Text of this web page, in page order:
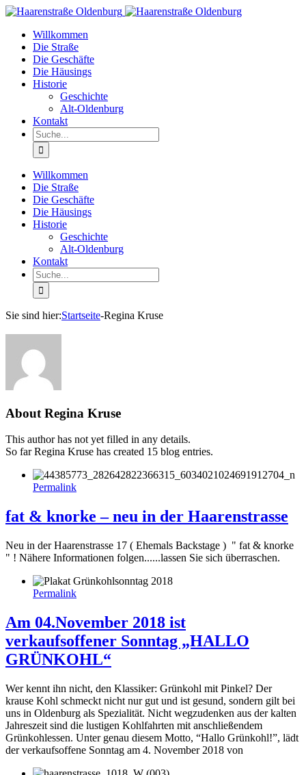
Willkommen
Die Straße
Die Geschäfte
Die Häusings
Historie
Geschichte
Alt-Oldenburg
Kontakt
Willkommen
Die Straße
Die Geschäfte
Die Häusings
Historie
Geschichte
Alt-Oldenburg
Kontakt
Sie sind hier:Startseite-Regina Kruse
About Regina Kruse
This author has not yet filled in any details.
So far Regina Kruse has created 15 blog entries.
Permalink
fat & knorke – neu in der Haarenstrasse
Neu in der Haarenstrasse 17 ( Ehemals Backstage ) " fat & knorke
" ! Nähere Informationen folgen......lassen Sie sich überraschen.
Permalink
Am 04.November 2018 ist
verkaufsoffener Sonntag „HALLO
GRÜNKOHL“
Wer kennt ihn nicht, den Klassiker: Grünkohl mit Pinkel? Der
krause Kohl schmeckt nicht nur gut und ist gesund, sondern gilt bei
uns in Oldenburg als Spezialität. Nicht wegzudenken aus der kalten
Jahreszeit sind die lustigen Kohlfahrten mit anschließendem
Grünkohlessen. Unter genau diesem Motto, “Hallo Grünkohl!”, lädt
der verkaufsoffene Sonntag am 4. November 2018 von